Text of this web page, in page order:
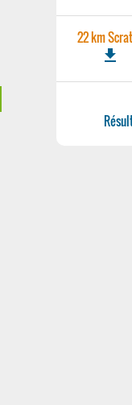
22 km
file_download